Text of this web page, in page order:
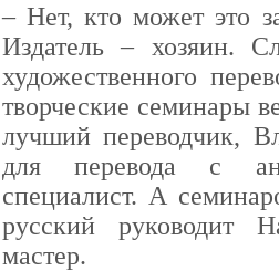
– Нет, кто может это
Издатель – хозяин.
художественного
творческие семинары
лучший переводчик,
для перевода с
специалист. А
русский руководит
мастер.